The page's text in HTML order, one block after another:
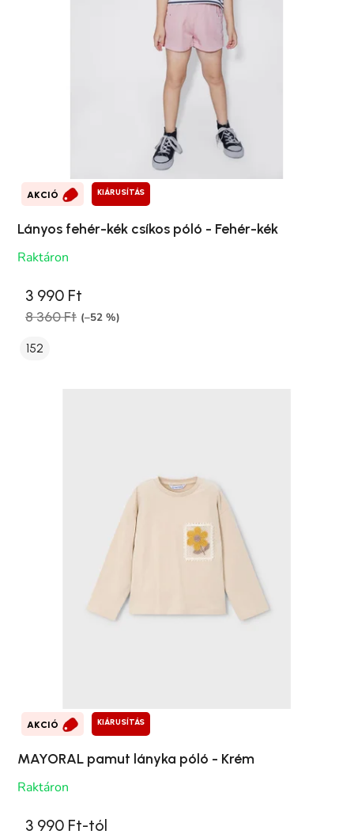
AKCIÓ KIÁRUSÍTÁS
Lányos fehér-kék csíkos póló - Fehér-kék
Raktáron
3 990 Ft
8 360 Ft (–52 %)
152
AKCIÓ KIÁRUSÍTÁS
MAYORAL pamut lányka póló - Krém
Raktáron
3 990 Ft-tól